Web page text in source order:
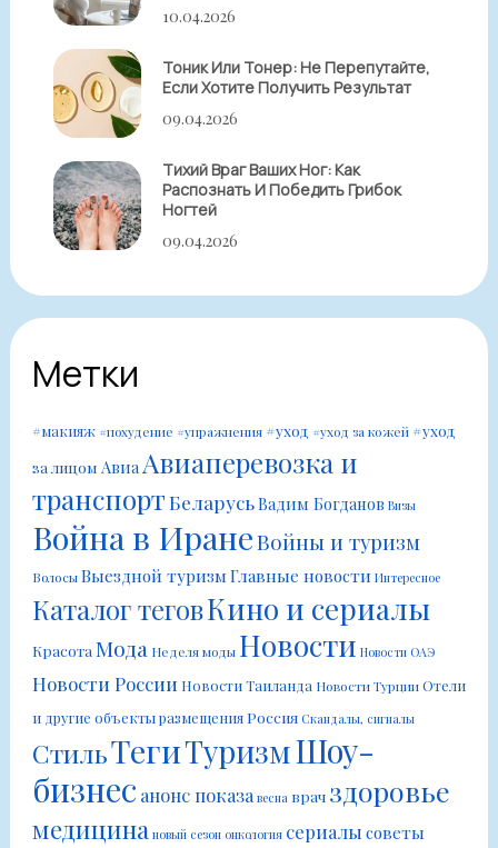
10.04.2026
Тоник Или Тонер: Не Перепутайте,
Если Хотите Получить Результат
09.04.2026
Тихий Враг Ваших Ног: Как
Распознать И Победить Грибок
Ногтей
09.04.2026
Метки
#макияж #похудение #упражнения #уход #уход за кожей #уход
за лицом Авиа Авиаперевозка и
транспортБеларусьВадим Богданов Визы
Война в ИранеВойны и туризм
ВолосыВыездной туризмГлавные новости Интересное
Каталог теговКино и сериалы
Красота Мода Неделя моды Новости Новости ОАЭ
Новости России Новости Таиланда Новости ТурцииОтели
и другие объекты размещенияРоссия Скандалы, сигналы
СтильТегиТуризмШоу-
бизнес анонс показа весна врач здоровье
медицина новый сезон онкология сериалы советы